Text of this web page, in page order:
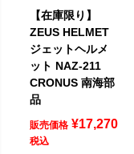
【在庫限り】
ZEUS HELMET
ジェットヘルメ
ット NAZ-211
CRONUS 南海部
品
販売価格 ¥17,270
税込